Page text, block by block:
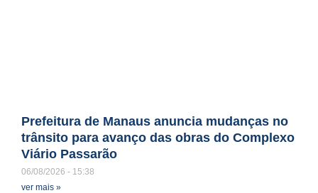
Prefeitura de Manaus anuncia mudanças no
trânsito para avanço das obras do Complexo
Viário Passarão
06/08/2026
15:38
ver mais »